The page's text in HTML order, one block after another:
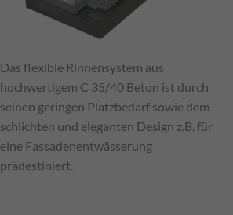
Das flexible Rinnensystem aus
hochwertigem C 35/40 Beton ist durch
seinen geringen Platzbedarf sowie dem
schlichten und eleganten Design z.B. für
eine Fassadenentwässerung
prädestiniert.